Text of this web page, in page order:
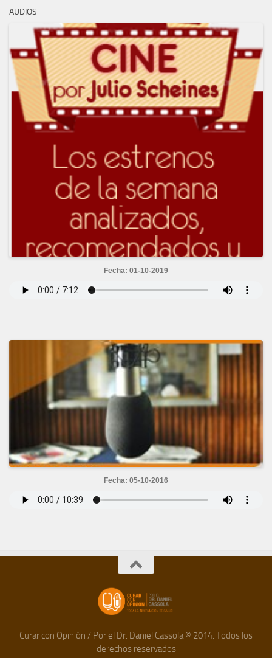
AUDIOS
Fecha: 01-10-2019
Fecha: 05-10-2016
Curar con Opinión / Por el Dr. Daniel Cassola © 2014. Todos los
derechos reservados